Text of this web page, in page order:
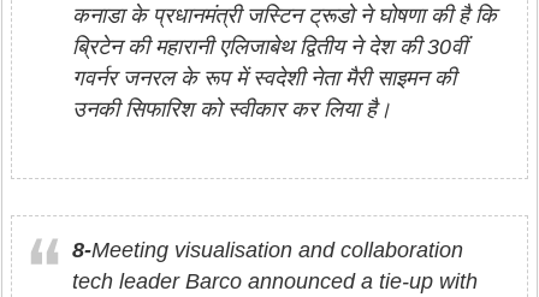
कनाडा के प्रधानमंत्री जस्टिन ट्रूडो ने घोषणा की है कि
ब्रिटेन की महारानी एलिजाबेथ द्वितीय ने देश की 30वीं
गवर्नर जनरल के रूप में स्वदेशी नेता मैरी साइमन की
उनकी सिफारिश को स्वीकार कर लिया है।
8-Meeting visualisation and collaboration
tech leader Barco announced a tie-up with